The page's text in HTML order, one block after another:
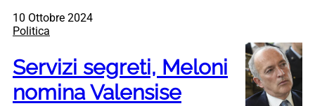
10 Ottobre 2024
Politica
Servizi segreti, Meloni
nomina Valensise